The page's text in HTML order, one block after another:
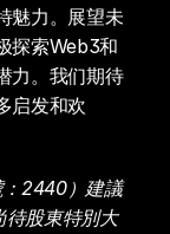
魅力。展望未
探索Web3和
力。我们期待
启发和欢
2440）建議
股東特別大